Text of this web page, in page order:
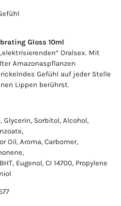
Gloss 10ml
Oralsex. Mit
Amazonaspflanzen
Gefühl auf jeder Stelle
Lippen berührst.
Sorbitol, Alcohol,
Oil, Aroma, Carbomer,
Eugenol, CI 14700, Propylene